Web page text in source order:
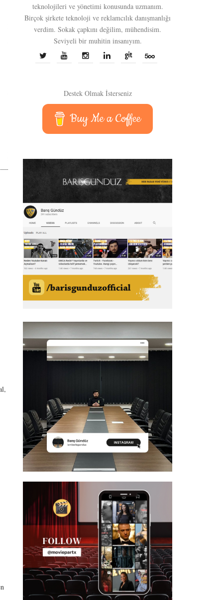
teknolojileri ve yönetimi konusunda uzmanım.
Birçok şirkete teknoloji ve reklamcılık danışmanlığı
verdim. Sokak çapkını değilim, mühendisim.
Seviyeli bir muhitin insanıyım.
Destek Olmak İsterseniz
Buy Me a Coffee